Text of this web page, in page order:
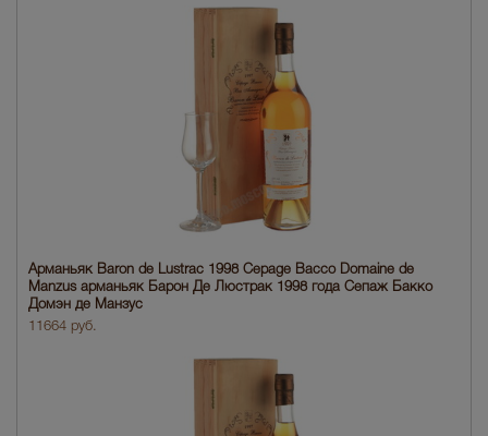
Арманьяк Baron de Lustrac 1998 Cepage Bacco Domaine de
Manzus арманьяк Барон Де Люстрак 1998 года Сепаж Бакко
Домэн де Манзус
11664 руб.